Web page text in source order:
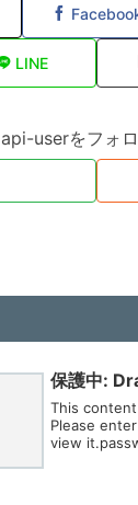
LINE
api-userをフォ
保護中:
This
Please
view